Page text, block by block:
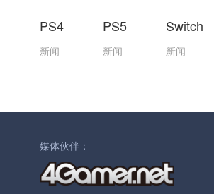
PS4
新闻
PS5
新闻
Switch
新闻
媒体伙伴：